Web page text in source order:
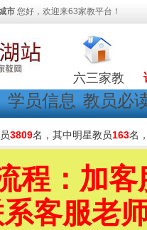
市 您好，欢迎来63家教平台！
六三家教
学员信息 教员必
3809名，其中明星教员163名
程：加
客服老